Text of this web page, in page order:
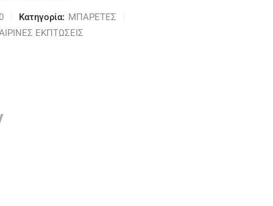
Κατηγορία: ΜΠΑΡΕΤΕΣ
ΕΚΠΤΩΣΕΙΣ